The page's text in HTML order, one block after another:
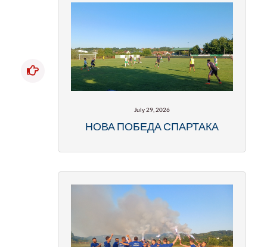
July 29, 2026
НОВА ПОБЕДА СПАРТАКА